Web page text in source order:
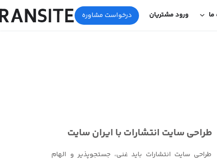
ما ورود مشتریان درخواست مشاوره
طراحی سایت انتشارات با ایران سایت
طراحی سایت انتشارات باید غنی، جستجوپذیر و الهام